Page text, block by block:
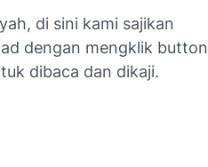
, di sini kami sajikan
dengan mengklik button
dibaca dan dikaji.